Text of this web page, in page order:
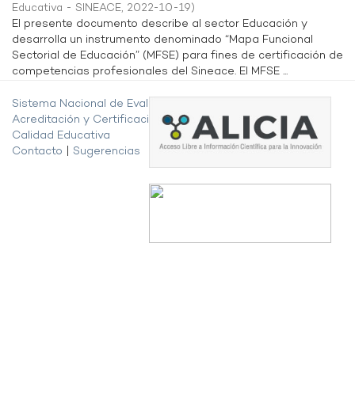
Educativa - SINEACE, 2022-10-19)
El presente documento describe al sector Educación y
desarrolla un instrumento denominado “Mapa Funcional
Sectorial de Educación” (MFSE) para fines de certificación de
competencias profesionales del Sineace. El MFSE ...
Sistema Nacional de Evaluación,
Acreditación y Certificación de la
Calidad Educativa
Contacto
Sugerencias